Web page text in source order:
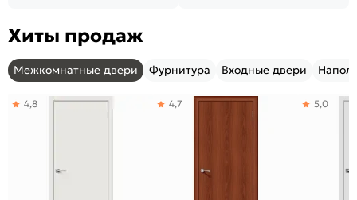
Хиты продаж
Межкомнатные двери Фурнитура Входные двери
4,8 4,7 5,0